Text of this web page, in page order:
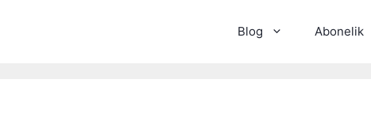
Blog Abonelik